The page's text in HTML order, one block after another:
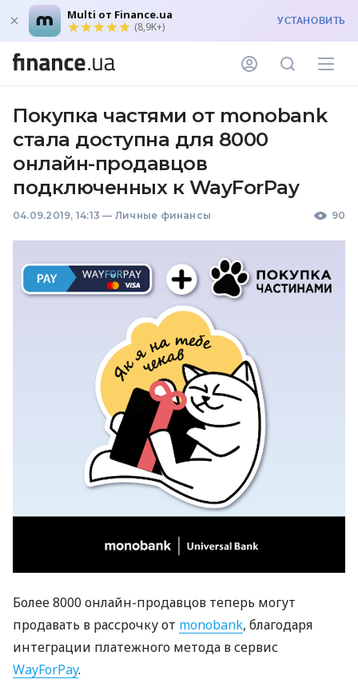
Multi от Finance.ua
(8,9K+) УСТАНОВИТЬ
Покупка частями от monobank
стала доступна для 8000
онлайн-продавцов
подключенных к WayForPay
04.09.2019, 14:13 — Личные финансы 90
Более 8000 онлайн-продавцов теперь могут
продавать в рассрочку от monobank, благодаря
интеграции платежного метода в сервис
WayForPay.